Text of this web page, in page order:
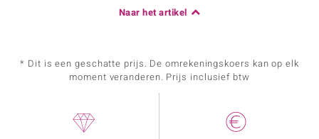
Naar het artikel
* Dit is een geschatte prijs. De omrekeningskoers kan op elk
moment veranderen. Prijs inclusief btw